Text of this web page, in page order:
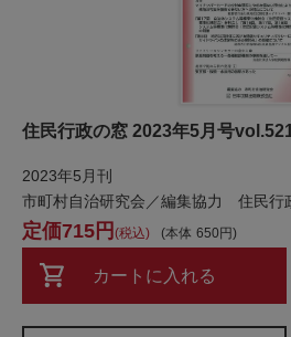
住民行政の窓 2023年5月号
2023年5月刊
市町村自治研究会／編集協力 住民行
本体 650
715 税込
カートに入れる